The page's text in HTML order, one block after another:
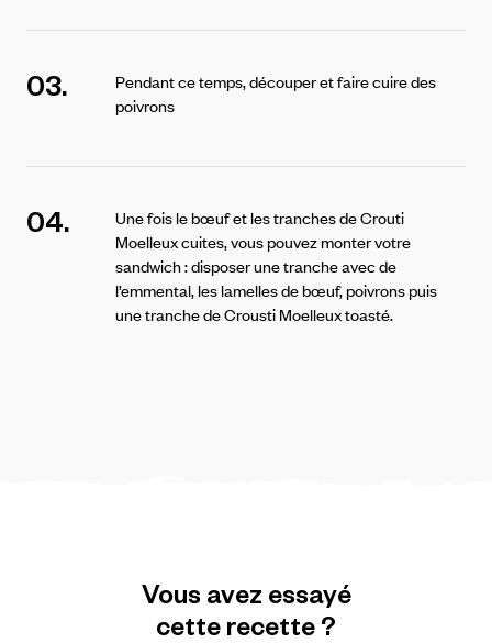
03.
Pendant ce temps, découper et faire cuire des
poivrons
04.
Une fois le bœuf et les tranches de Crouti
Moelleux cuites, vous pouvez monter votre
sandwich : disposer une tranche avec de
l’emmental, les lamelles de bœuf, poivrons puis
une tranche de Crousti Moelleux toasté.
Vous avez essayé
cetterecette?